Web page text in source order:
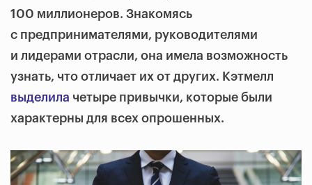
100 миллионеров. Знакомясь
с предпринимателями, руководителями
и лидерами отрасли, она имела возможность
узнать, что отличает их от других. Кэтмелл
выделила четыре привычки, которые были
характерны для всех опрошенных.